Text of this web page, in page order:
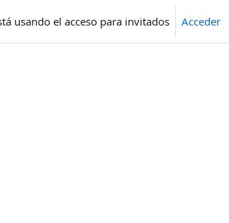
usando el acceso para invitados Acceder